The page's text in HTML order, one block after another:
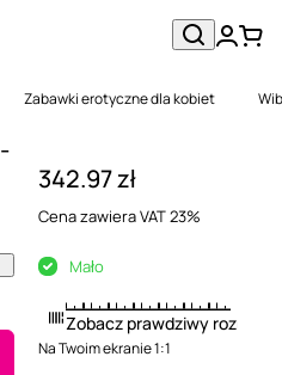
Zabawki erotyczne dla kobiet
342.97 zł
Cena zawiera VAT 23%
Mało
Zobacz prawdziwy rozmiar
Na Twoim ekranie 1:1